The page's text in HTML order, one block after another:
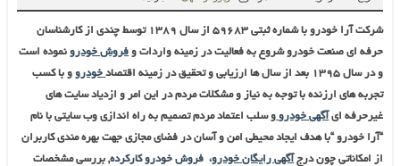
شرکت
آرا خودرو با شماره ثبتی ۵۹۶۸۳ از سال ۱۳۸۹ توسط چندی از کارشناسان
حرفه ای صنعت خودرو شروع به فعالیت در زمینه واردات و فروش خودرو نموده است
و در سال ۱۳۹۵ بعد از سال ها ارزیابی و تحقیق در زمینه اقتصاد
خودرو و با کسب
تجربه های ارزنده با توجه به نیاز و مشکلات مردم در این امر و ازدیاد سایت های
غیرحرفه ای آگهی خودرو و سلب اعتماد مردم تصمیم به راه اندازی وب سایتی با نام
“آرا خودرو “با هدف ایجاد محیطی امن و آسان در فضای مجازی جهت بهره مندی کاربران
از امکاناتی چون درج آگهی رایگان خودرو، فروش خودرو کارکرده, بررسی مشخصات